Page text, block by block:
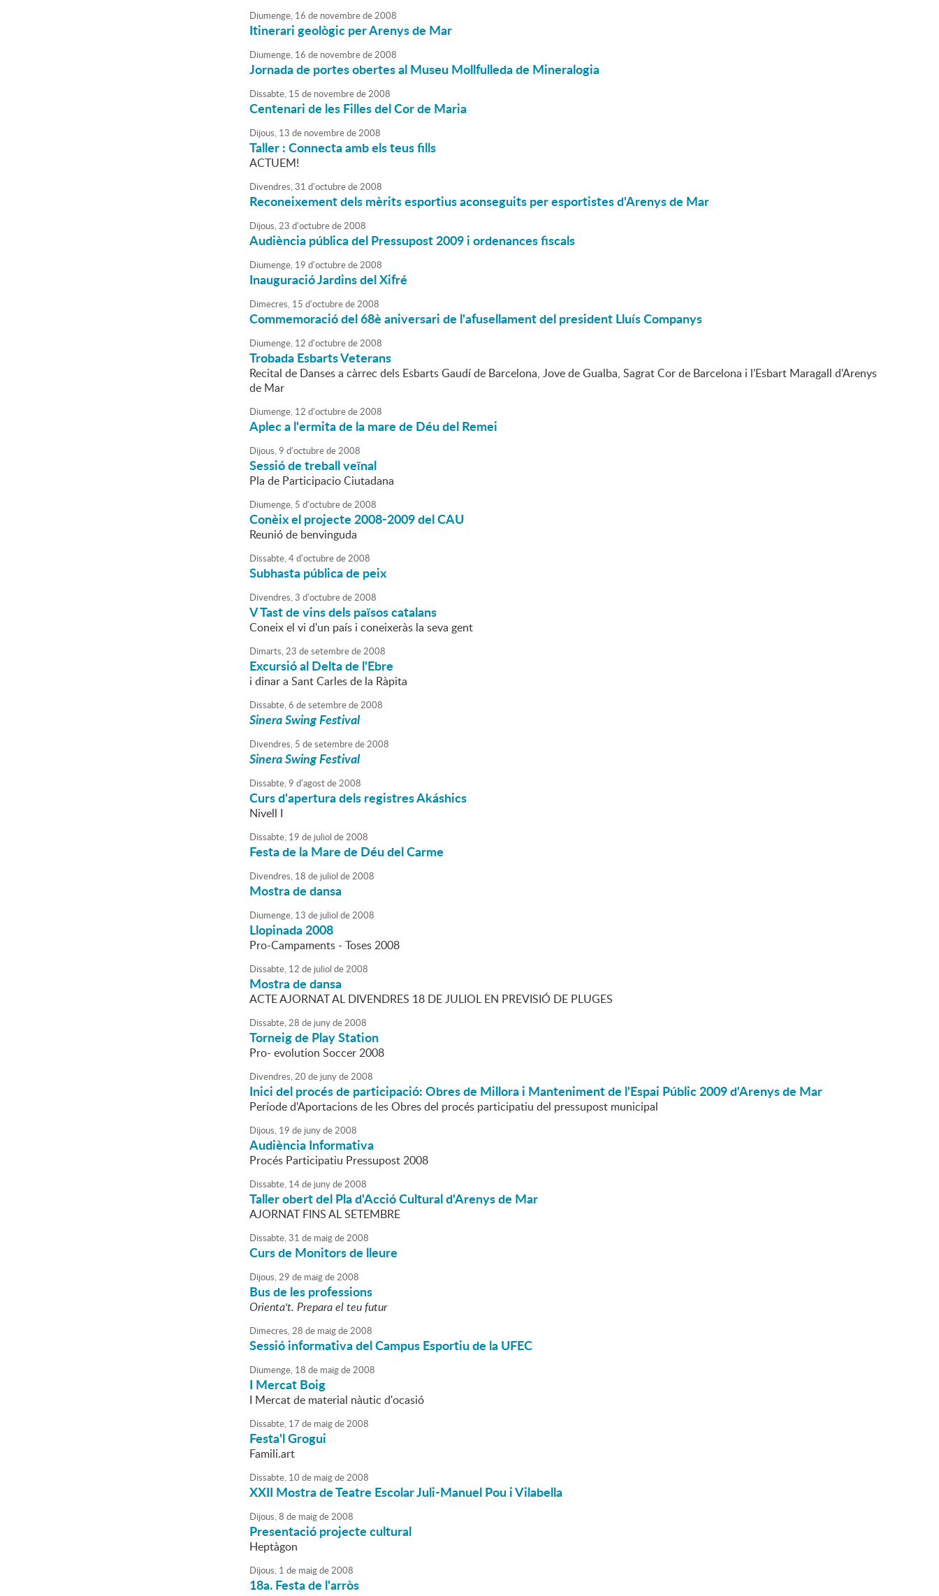
Diumenge, 16 de novembrede2008
Itinerari geològic per Arenys de Mar
Diumenge, 16 de novembrede2008
Jornada de portes obertes al Museu Mollfulleda de Mineralogia
Dissabte, 15 de novembrede2008
Centenari de les Filles del Cor de Maria
Dijous, 13 de novembrede2008
Taller : Connecta amb els teus fills
ACTUEM!
Divendres,31 d'octubrede2008
Reconeixement dels mèrits esportius aconseguits per esportistes d'Arenys de Mar
Dijous,23 d'octubrede2008
Audiència pública del Pressupost 2009 i ordenances fiscals
Diumenge, 19 d'octubrede2008
Inauguració Jardins del Xifré
Dimecres, 15 d'octubrede2008
Commemoració del 68è aniversari de l'afusellament del president Lluís Companys
Diumenge, 12 d'octubrede2008
Trobada Esbarts Veterans
Recital de Danses a càrrec dels Esbarts Gaudí de Barcelona, Jove de Gualba, Sagrat Cor de Barcelona i l'Esbart Maragall d'Arenys
de Mar
Diumenge, 12 d'octubrede2008
Aplec a l'ermita de la mare de Déu del Remei
Dijous,9 d'octubrede2008
Sessió de treball veïnal
Pla de Participacio Ciutadana
Diumenge, 5 d'octubrede2008
Conèix el projecte 2008-2009 del CAU
Reunió de benvinguda
Dissabte,4d'octubrede2008
Subhasta pública de peix
Divendres,3 d'octubrede2008
V Tast de vins dels països catalans
Coneix el vi d'un país i coneixeràs la seva gent
Dimarts,23 desetembrede2008
Excursió al Delta de l'Ebre
i dinar a Sant Carles de la Ràpita
Dissabte,6 desetembrede2008
Sinera Swing Festival
Divendres, 5 desetembrede2008
Sinera Swing Festival
Dissabte,9 d'agostde2008
Curs d'apertura dels registres Akáshics
Nivell I
Dissabte, 19 de juliol de2008
Festa de la Mare de Déu del Carme
Divendres, 18 de juliol de2008
Mostra de dansa
Diumenge, 13 de juliol de2008
Llopinada 2008
Pro-Campaments - Toses 2008
Dissabte, 12 de juliol de2008
Mostra de dansa
ACTE AJORNAT AL DIVENDRES 18 DE JULIOL EN PREVISIÓ DE PLUGES
Dissabte,28 de junyde2008
Torneig de Play Station
Pro- evolution Soccer 2008
Divendres,20 de junyde2008
Inici del procés de participació: Obres de Millora i Manteniment de l'Espai Públic 2009 d'Arenys de Mar
Període d'Aportacions de les Obres del procés participatiu del pressupost municipal
Dijous, 19 de junyde2008
Audiència Informativa
Procés Participatiu Pressupost 2008
Dissabte, 14de junyde2008
Taller obert del Pla d'Acció Cultural d'Arenys de Mar
AJORNAT FINS AL SETEMBRE
Dissabte,31 de maigde2008
Curs de Monitors de lleure
Dijous,29 de maigde2008
Bus de les professions
Orienta't. Prepara el teu futur
Dimecres,28 de maigde2008
Sessió informativa del Campus Esportiu de la UFEC
Diumenge, 18 de maigde2008
I Mercat Boig
I Mercat de material nàutic d'ocasió
Dissabte, 17 de maigde2008
Festa'l Grogui
Famili.art
Dissabte, 10 de maigde2008
XXII Mostra de Teatre Escolar Juli-Manuel Pou i Vilabella
Dijous,8 de maigde2008
Presentació projecte cultural
Heptàgon
Dijous, 1 de maigde2008
18a. Festa de l'arròs